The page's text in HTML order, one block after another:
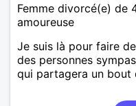
Femme divorcé(e) de
amoureuse
Je suis là pour faire
des personnes
qui partagera un bout